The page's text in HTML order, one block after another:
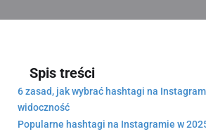
Spis treści
6 zasad, jak wybrać hashtagi na
widoczność
Popularne hashtagi na Instagramie w